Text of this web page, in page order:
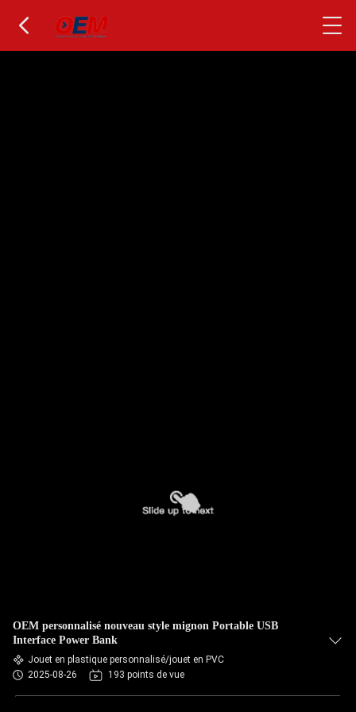
OEM personnalisé nouveau style mignon Portable USB
Interface Power Bank
Jouet en plastique personnalisé/jouet en PVC
2025-08-26
193 points de vue